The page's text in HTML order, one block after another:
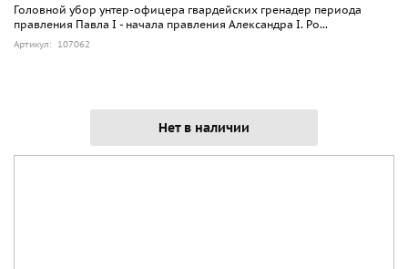
Головной убор унтер-офицера гвардейских гренадер периода
правления Павла I - начала правления Александра I. Ро...
Артикул: 107062
Нет в наличии